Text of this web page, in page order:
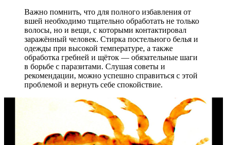
Важно помнить, что для полного избавления от
вшей необходимо тщательно обработать не только
волосы, но и вещи, с которыми контактировал
заражённый человек. Стирка постельного белья и
одежды при высокой температуре, а также
обработка гребней и щёток — обязательные шаги
в борьбе с паразитами. Слушая советы и
рекомендации, можно успешно справиться с этой
проблемой и вернуть себе спокойствие.